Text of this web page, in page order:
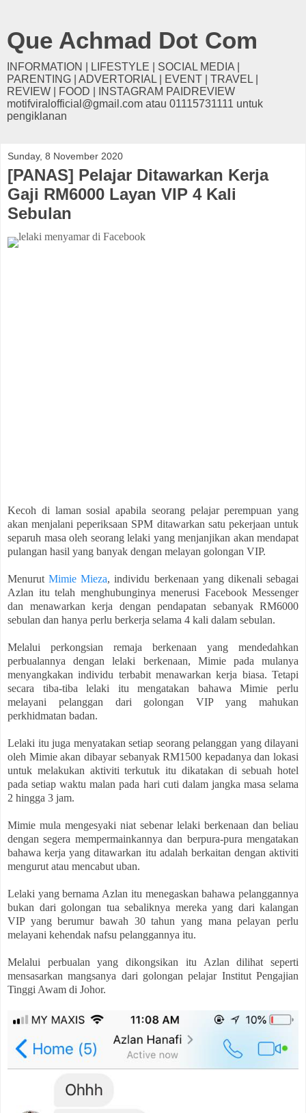
Que Achmad Dot Com
INFORMATION | LIFESTYLE | SOCIAL MEDIA |
PARENTING | ADVERTORIAL | EVENT | TRAVEL |
REVIEW | FOOD | INSTAGRAM PAIDREVIEW
motifviralofficial@gmail.com atau 01115731111 untuk
pengiklanan
Sunday, 8 November 2020
[PANAS] Pelajar Ditawarkan Kerja
Gaji RM6000 Layan VIP 4 Kali
Sebulan
Kecoh di laman sosial apabila seorang pelajar perempuan yang
akan menjalani peperiksaan SPM ditawarkan satu pekerjaan untuk
separuh masa oleh seorang lelaki yang menjanjikan akan mendapat
pulangan hasil yang banyak dengan melayan golongan VIP.
MenurutMimie Mieza, individu berkenaan yang dikenali sebagai
Azlan itu telah menghubunginya menerusi Facebook Messenger
dan menawarkan kerja dengan pendapatan sebanyak RM6000
sebulan dan hanya perlu berkerja selama 4 kali dalam sebulan.
Melalui perkongsian remaja berkenaan yang mendedahkan
perbualannya dengan lelaki berkenaan, Mimie pada mulanya
menyangkakan individu terbabit menawarkan kerja biasa. Tetapi
secara tiba-tiba lelaki itu mengatakan bahawa Mimie perlu
melayani pelanggan dari golongan VIP yang mahukan
perkhidmatan badan.
Lelaki itu juga menyatakan setiap seorang pelanggan yang dilayani
oleh Mimie akan dibayar sebanyak RM1500 kepadanya dan lokasi
untuk melakukan aktiviti terkutuk itu dikatakan di sebuah hotel
pada setiap waktu malan pada hari cuti dalam jangka masa selama
2 hingga 3 jam.
Mimie mula mengesyaki niat sebenar lelaki berkenaan dan beliau
dengan segera mempermainkannya dan berpura-pura mengatakan
bahawa kerja yang ditawarkan itu adalah berkaitan dengan aktiviti
mengurut atau mencabut uban.
Lelaki yang bernama Azlan itu menegaskan bahawa pelanggannya
bukan dari golongan tua sebaliknya mereka yang dari kalangan
VIP yang berumur bawah 30 tahun yang mana pelayan perlu
melayani kehendak nafsu pelanggannya itu.
Melalui perbualan yang dikongsikan itu Azlan dilihat seperti
mensasarkan mangsanya dari golongan pelajar Institut Pengajian
Tinggi Awam di Johor.